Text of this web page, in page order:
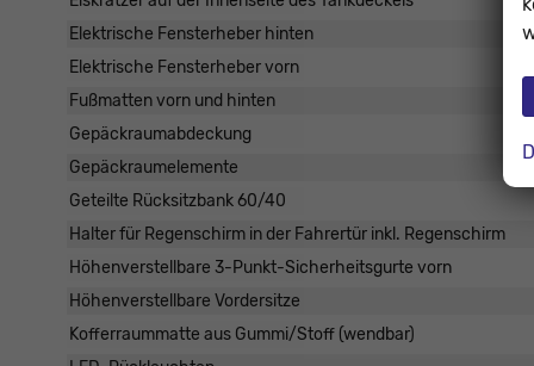
Elektrische Fensterheber hinten
Elektrische Fensterheber vorn
Fußmatten vorn und hinten
Gepäckraumabdeckung
Gepäckraumelemente
Geteilte Rücksitzbank 60/40
Halter für Regenschirm in der Fahrertür inkl. Regenschirm
Höhenverstellbare 3-Punkt-Sicherheitsgurte vorn
Höhenverstellbare Vordersitze
Kofferraummatte aus Gummi/Stoff (wendbar)